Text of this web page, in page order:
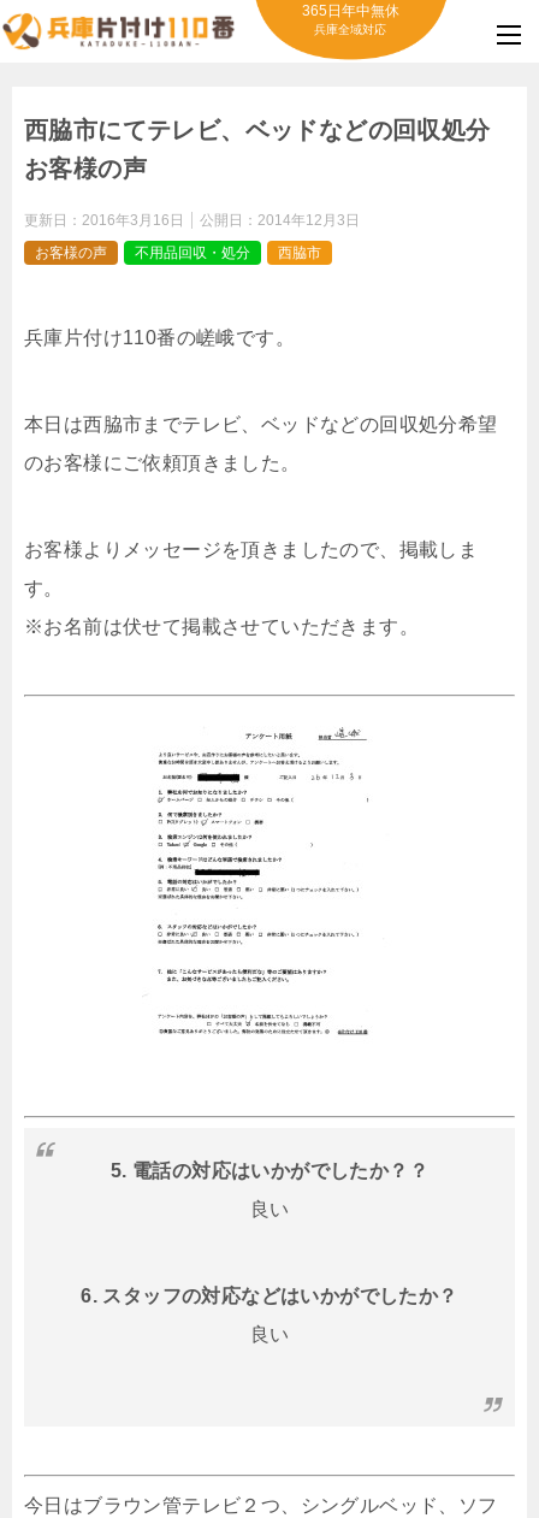
365日年中無休
兵庫全域対応
西脇市にてテレビ、ベッドなどの回収処分
お客様の声
更新日： 2016年3月16日 公開日： 2014年12月3日
お客様の声
不用品回収・処分 西脇市
兵庫片付け110番の嵯峨です。
本日は西脇市までテレビ、ベッドなどの回収処分希望
のお客様にご依頼頂きました。
お客様よりメッセージを頂きましたので、掲載しま
す。
※お名前は伏せて掲載させていただきます。
5. 電話の対応はいかがでしたか？？
良い
6. スタッフの対応などはいかがでしたか？
良い
今日はブラウン管テレビ２つ、シングルベッド、ソフ